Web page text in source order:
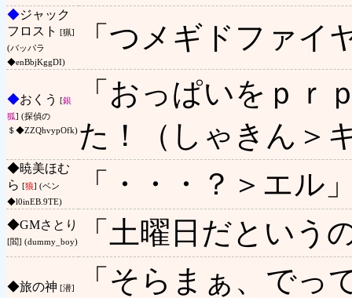
◆ジャック
フロスト
[猟]
(バッパラ
◆enBbjKggDI)
「つメギドファイ
◆おくう [銀
狐] (探偵の
＄◆ZZQhvypOfk)
「おっぱいをｐ
た！（しゃきん＞
◆暁美ほむ
ら [狼] (ベン
◆l0inEB.9TE)
「・・・？＞エル
◆GMさとり
[閻] (dummy_boy) 「土曜日だという
◆旅の神 [潜]
「そらまぁ、で